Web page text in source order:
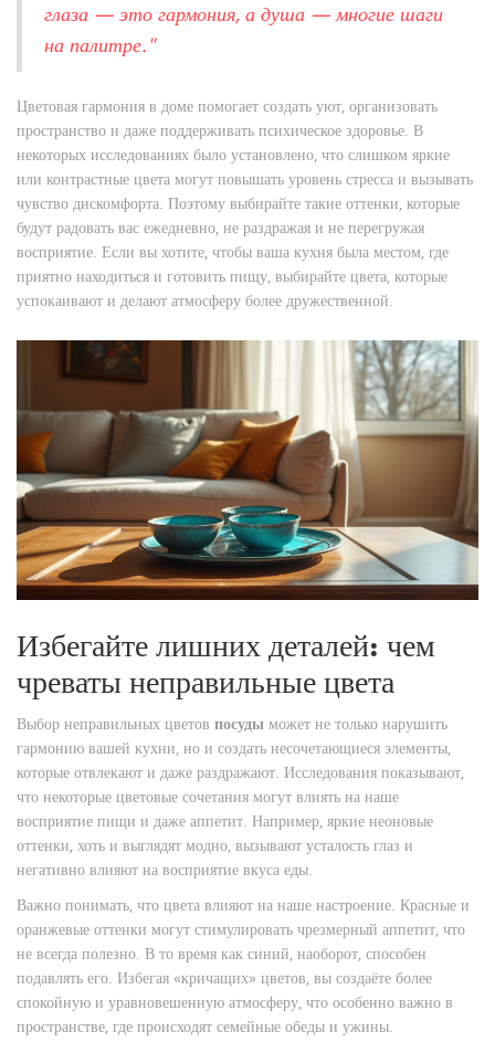
глаза — это гармония, а душа — многие шаги
на палитре."
Цветовая гармония в доме помогает создать уют, организовать
пространство и даже поддерживать психическое здоровье. В
некоторых исследованиях было установлено, что слишком яркие
или контрастные цвета могут повышать уровень стресса и вызывать
чувство дискомфорта. Поэтому выбирайте такие оттенки, которые
будут радовать вас ежедневно, не раздражая и не перегружая
восприятие. Если вы хотите, чтобы ваша кухня была местом, где
приятно находиться и готовить пищу, выбирайте цвета, которые
успокаивают и делают атмосферу более дружественной.
Избегайте лишних деталей: чем
чреваты неправильные цвета
Выбор неправильных цветов посуды может не только нарушить
гармонию вашей кухни, но и создать несочетающиеся элементы,
которые отвлекают и даже раздражают. Исследования показывают,
что некоторые цветовые сочетания могут влиять на наше
восприятие пищи и даже аппетит. Например, яркие неоновые
оттенки, хоть и выглядят модно, вызывают усталость глаз и
негативно влияют на восприятие вкуса еды.
Важно понимать, что цвета влияют на наше настроение. Красные и
оранжевые оттенки могут стимулировать чрезмерный аппетит, что
не всегда полезно. В то время как синий, наоборот, способен
подавлять его. Избегая «кричащих» цветов, вы создаёте более
спокойную и уравновешенную атмосферу, что особенно важно в
пространстве, где происходят семейные обеды и ужины.